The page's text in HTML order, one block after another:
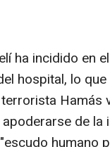
ha incidido en
hospital, lo
Hamás
de
humano